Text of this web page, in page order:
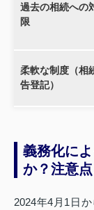
過去の相続への
限
柔軟な制度（相
告登記）
義務化に
か？注意
2024年4月1日